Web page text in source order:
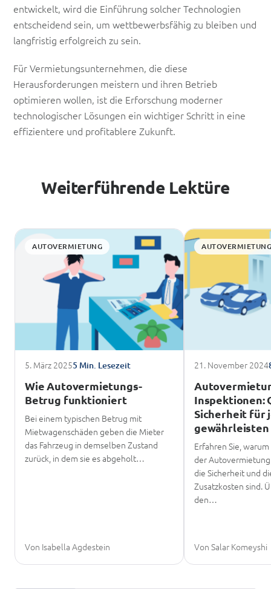
entwickelt, wird die Einführung solcher Technologien
entscheidend sein, um wettbewerbsfähig zu bleiben und
langfristig erfolgreich zu sein.
Für Vermietungsunternehmen, die diese
Herausforderungen meistern und ihren Betrieb
optimieren wollen, ist die Erforschung moderner
technologischer Lösungen ein wichtiger Schritt in eine
effizientere und profitablere Zukunft.
Weiterführende Lektüre
AUTOVERMIETUNG
5. März 20255 Min. Lesezeit
Wie Autovermietungs-
Betrug funktioniert
Bei einem typischen Betrug mit
Mietwagenschäden geben die Mieter
das Fahrzeug in demselben Zustand
zurück, in dem sie es abgeholt…
Von Isabella Agdestein
AUTOVERMIETUNG
21. November 2024
Inspektionen:
Sicherheit für
gewährleisten
Erfahren Sie,
der
die Sicherheit und
Zusatzkosten sind.
den…
Von Salar Komeyshi